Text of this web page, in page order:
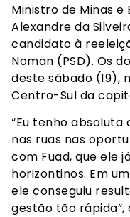
Ministro de Minas e
Alexandre da
candidato à
Noman (PSD). Os
deste sábado (19),
Centro-Sul da
“Eu tenho
nas ruas nas
com Fuad, que ele
horizontinos. Em
ele conseguiu
gestão tão